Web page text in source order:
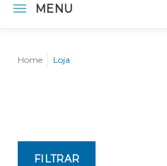
MENU
Home Loja
FILTRAR